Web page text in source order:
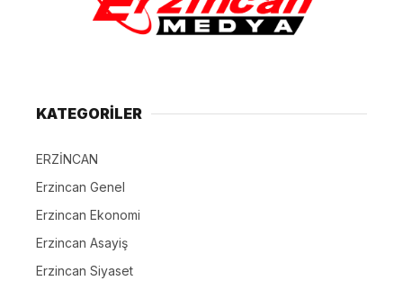
KATEGORİLER
ERZİNCAN
Erzincan Genel
Erzincan Ekonomi
Erzincan Asayiş
Erzincan Siyaset